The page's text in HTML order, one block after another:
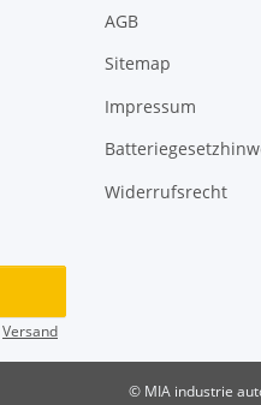
AGB
Sitemap
Impressum
Widerrufsrecht
Versand
© MIA industrie